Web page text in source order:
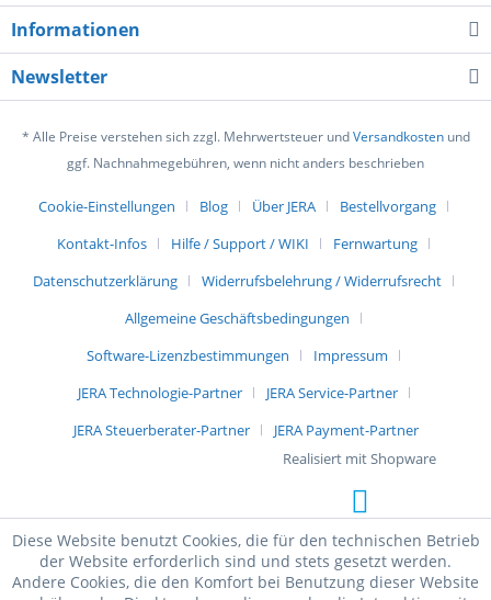
Informationen
Newsletter
* Alle Preise verstehen sich zzgl. Mehrwertsteuer undVersandkostenund
ggf. Nachnahmegebühren, wenn nicht anders beschrieben
Cookie-Einstellungen Blog Über JERA
Bestellvorgang
Kontakt-Infos
Hilfe / Support / WIKI
Fernwartung
Datenschutzerklärung
Widerrufsbelehrung / Widerrufsrecht
Allgemeine Geschäftsbedingungen
Software-Lizenzbestimmungen
Impressum
JERA Technologie-Partner
JERA Service-Partner
JERA Steuerberater-Partner
JERA Payment-Partner
Realisiert mit Shopware
Diese Website benutzt Cookies, die für den technischen Betrieb
der Website erforderlich sind und stets gesetzt werden.
Andere Cookies, die den Komfort bei Benutzung dieser Website